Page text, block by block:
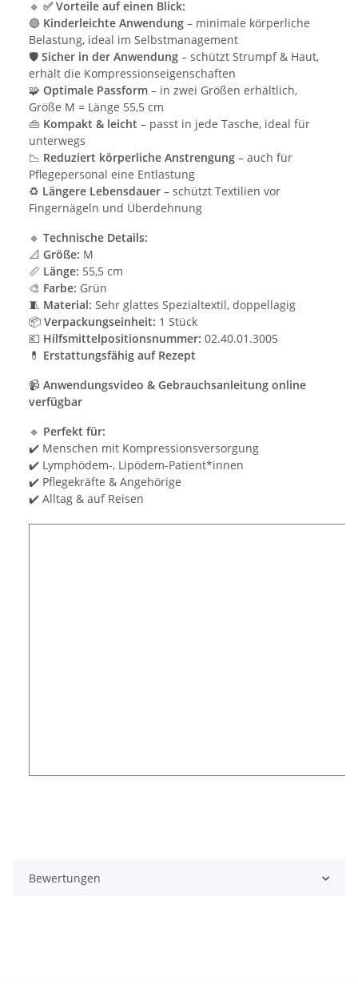
🔹 ✅ Vorteile auf einen Blick:
🟢 Kinderleichte Anwendung – minimale körperliche
Belastung, ideal im Selbstmanagement
🛡️ Sicher in der Anwendung – schützt Strumpf & Haut,
erhält die Kompressionseigenschaften
🧩 Optimale Passform – in zwei Größen erhältlich,
Größe M = Länge 55,5 cm
👜 Kompakt & leicht – passt in jede Tasche, ideal für
unterwegs
📉 Reduziert körperliche Anstrengung – auch für
Pflegepersonal eine Entlastung
♻️ Längere Lebensdauer – schützt Textilien vor
Fingernägeln und Überdehnung
🔹 Technische Details:
📐 Größe: M
📏 Länge: 55,5 cm
🎨 Farbe: Grün
🧵 Material: Sehr glattes Spezialtextil, doppellagig
📦 Verpackungseinheit: 1 Stück
💶 Hilfsmittelpositionsnummer: 02.40.01.3005
💊 Erstattungsfähig auf Rezept
📹 Anwendungsvideo & Gebrauchsanleitung online
verfügbar
🔹 Perfekt für:
✔️ Menschen mit Kompressionsversorgung
✔️ Lymphödem-, Lipödem-Patient*innen
✔️ Pflegekräfte & Angehörige
✔️ Alltag & auf Reisen
Bewertungen